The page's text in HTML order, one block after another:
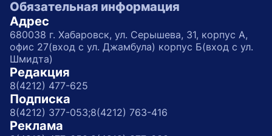
Обязательная информация
Адрес
680038 г. Хабаровск, ул. Серышева, 31, корпус А,
офис 27(вход с ул. Джамбула) корпус Б(вход с ул.
Шмидта)
Редакция
8(4212) 477-625
Подписка
8(4212) 377-053;8(4212) 763-416
Реклама